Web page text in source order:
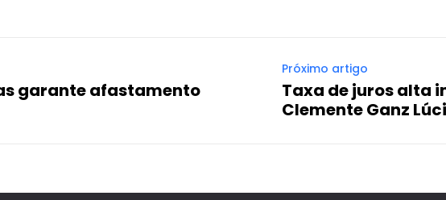
garante afastamento
Próximo artigo
Taxa de juros alta
Clemente Ganz